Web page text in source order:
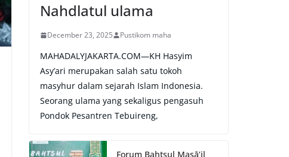
Nahdlatul ulama
December 23, 2025 Pustikom maha
MAHADALYJAKARTA.COM—KH Hasyim
Asy’ari merupakan salah satu tokoh
masyhur dalam sejarah Islam Indonesia.
Seorang ulama yang sekaligus pengasuh
Pondok Pesantren Tebuireng,
Forum Bahtsul Masā’il